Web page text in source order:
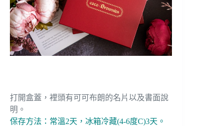
打開盒蓋，裡頭有可可布朗的名片以及書面說
明。
保存方法：常溫2天，冰箱冷藏(4-6度C)3天。